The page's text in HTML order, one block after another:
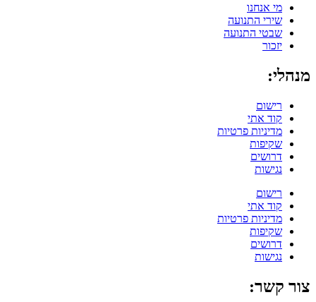
מי אנחנו
שירי התנועה
שבטי התנועה
יזכור
מנהלי:
רישום
קוד אתי
מדיניות פרטיות
שקיפות
דרושים
נגישות
רישום
קוד אתי
מדיניות פרטיות
שקיפות
דרושים
נגישות
צור קשר: